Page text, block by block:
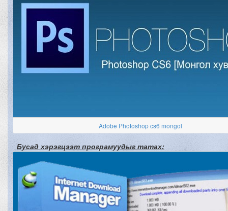
Adobe Photoshop cs6 mongol
Бусад хэрэгцээт програмуудыг татах: